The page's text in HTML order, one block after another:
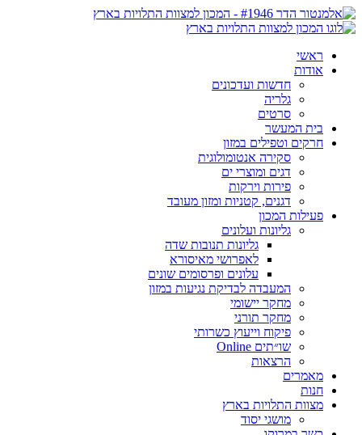
ראשי
אודות
חדשות ועדכונים
גלריה
סרטים
בית המעשר
חרקים וטפילים במזון
סקירה אנטומולוגית
דגים ומוצרי ים
פירות וירקות
דגנים, קטניות ומזון מעובד
פעילות המכון
גליונות ועלונים
גליונות תנובות שדה
לאפרושי מאיסורא
עלונים ופרסומים שונים
המעבדה לבדיקת נגיעות במזון
מחקר יישומי
מחקר תורני
פיקוח וייעוץ כשרותי
שו״תים Online
הרצאות
מאמרים
חנות
מצוות התלויות בארץ
מושגי יסוד